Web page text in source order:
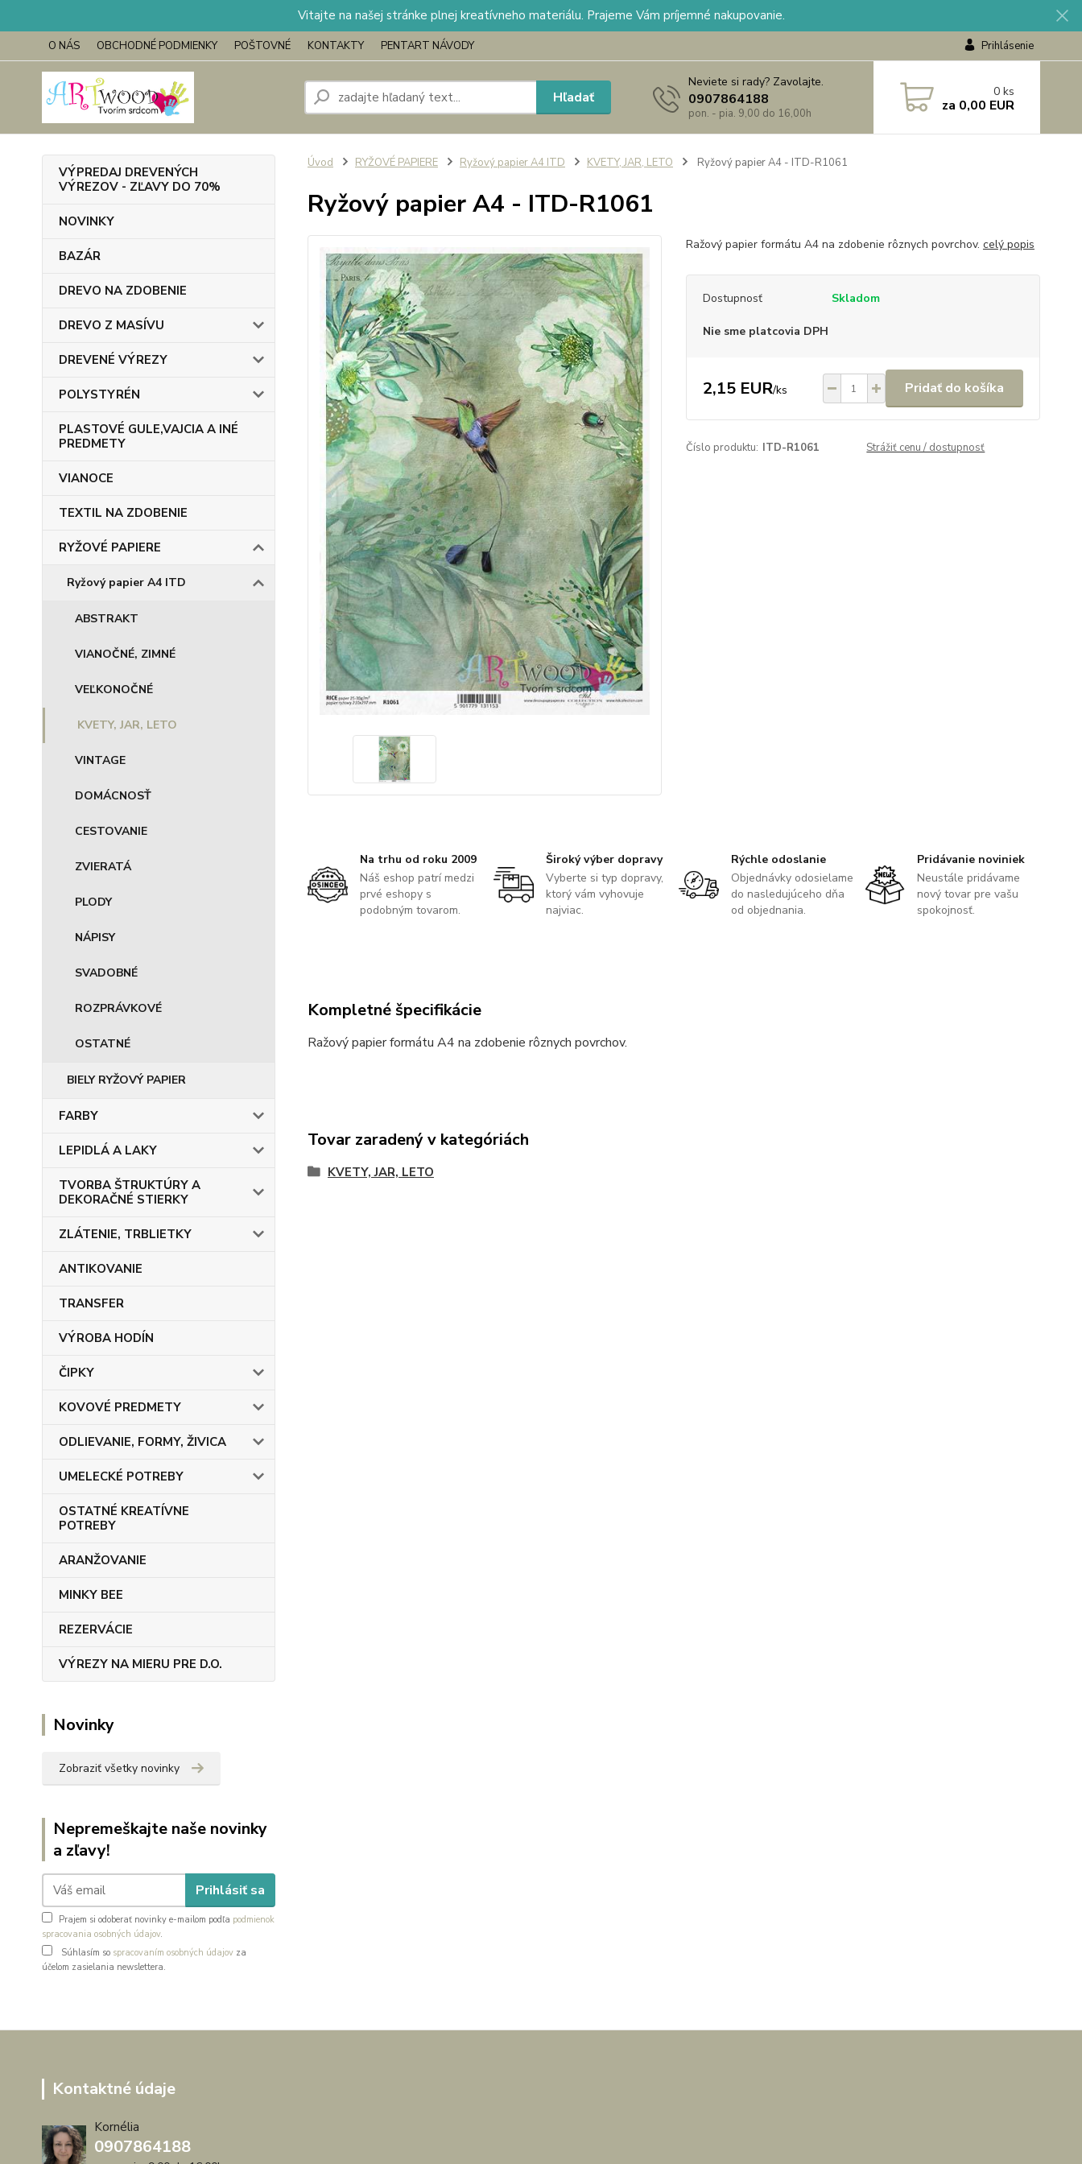
Vitajte na našej stránke plnej kreatívneho materiálu. Prajeme Vám príjemné nakupovanie.
O NÁS OBCHODNÉ PODMIENKY POŠTOVNÉ KONTAKTY PENTART NÁVODY Prihlásenie
Hľadať
Neviete si rady? Zavolajte.
0907864188
pon. - pia. 9,00 do 16,00h
0 ks
za 0,00 EUR
VÝPREDAJ DREVENÝCH
VÝREZOV - ZĽAVY DO 70%
NOVINKY
BAZÁR
DREVO NA ZDOBENIE
DREVO Z MASÍVU
DREVENÉ VÝREZY
POLYSTYRÉN
PLASTOVÉ GULE,VAJCIA A INÉ
PREDMETY
VIANOCE
TEXTIL NA ZDOBENIE
RYŽOVÉ PAPIERE
Ryžový papier A4 ITD
ABSTRAKT
VIANOČNÉ, ZIMNÉ
VEĽKONOČNÉ
KVETY, JAR, LETO
VINTAGE
DOMÁCNOSŤ
CESTOVANIE
ZVIERATÁ
PLODY
NÁPISY
SVADOBNÉ
ROZPRÁVKOVÉ
OSTATNÉ
BIELY RYŽOVÝ PAPIER
FARBY
LEPIDLÁ A LAKY
TVORBA ŠTRUKTÚRY A
DEKORAČNÉ STIERKY
ZLÁTENIE, TRBLIETKY
ANTIKOVANIE
TRANSFER
VÝROBA HODÍN
ČIPKY
KOVOVÉ PREDMETY
ODLIEVANIE, FORMY, ŽIVICA
UMELECKÉ POTREBY
OSTATNÉ KREATÍVNE
POTREBY
ARANŽOVANIE
MINKY BEE
REZERVÁCIE
VÝREZY NA MIERU PRE D.O.
Novinky
Zobraziť všetky novinky
Nepremeškajte naše novinky
a zľavy!
Prihlásiť sa
Prajem si odoberať novinky e-mailom podľa podmienok
spracovania osobných údajov.
Súhlasím so spracovaním osobných údajov za
účelom zasielania newslettera.
Úvod RYŽOVÉ PAPIERE Ryžový papier A4 ITD KVETY, JAR, LETO Ryžový papier A4 - ITD-R1061
Ryžový papier A4 - ITD-R1061
Ražový papier formátu A4 na zdobenie rôznych povrchov. celý popis
Dostupnosť Skladom
Nie sme platcovia DPH
2,15 EUR/ks Pridať do košíka
Číslo produktu: ITD-R1061 Strážiť cenu / dostupnosť
Na trhu od roku 2009
Náš eshop patrí medzi
prvé eshopy s
podobným tovarom.
Široký výber dopravy
Vyberte si typ dopravy,
ktorý vám vyhovuje
najviac.
Rýchle odoslanie
Objednávky odosielame
do nasledujúceho dňa
od objednania.
Pridávanie noviniek
Neustále pridávame
nový tovar pre vašu
spokojnosť.
Kompletné špecifikácie
Ražový papier formátu A4 na zdobenie rôznych povrchov.
Tovar zaradený v kategóriách
KVETY, JAR, LETO
Kontaktné údaje
Kornélia
0907864188